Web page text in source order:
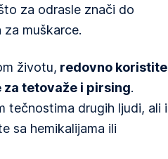
za odrasle znači do
muškarce.
životu, redovno koristite
za tetovaže i pirsing.
tečnostima drugih ljudi, ali i
sa hemikalijama ili